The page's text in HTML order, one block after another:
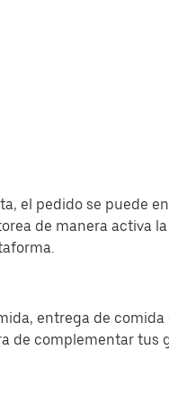
el pedido se puede
de manera activa
entrega de comida
de complementar tus